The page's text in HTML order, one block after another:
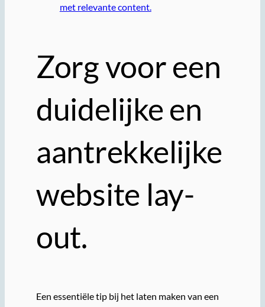
met relevante content.
Zorg voor een
duidelijke en
aantrekkelijke
website lay-
out.
Een essentiële tip bij het laten maken van een